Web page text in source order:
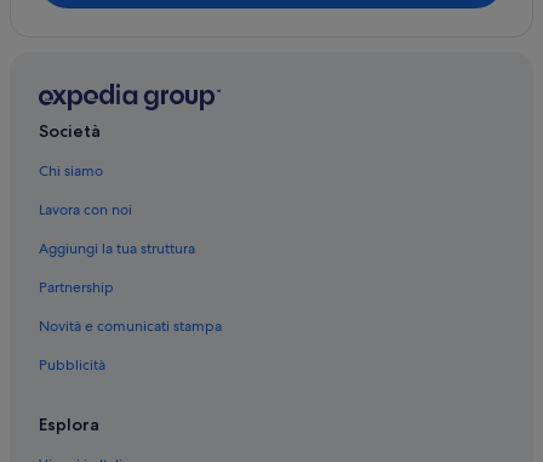
Società
Chi siamo
Lavora con noi
Aggiungi la tua struttura
Partnership
Novità e comunicati stampa
Pubblicità
Esplora